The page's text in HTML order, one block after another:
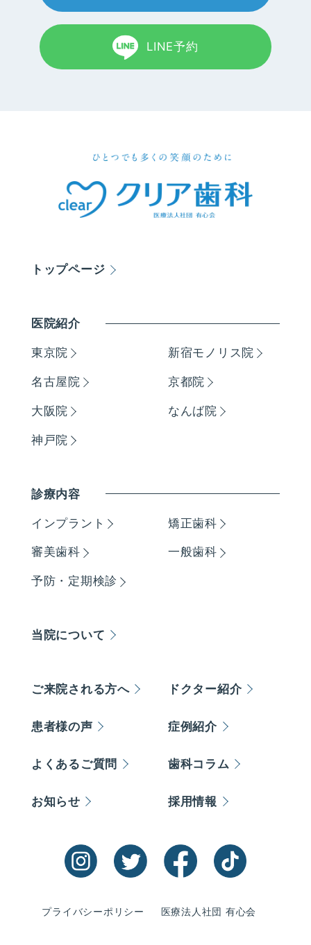
LINE予約
トップページ
医院紹介
東京院 新宿モノリス院
名古屋院 京都院
大阪院 なんば院
神戸院
診療内容
インプラント 矯正歯科
審美歯科 一般歯科
予防・定期検診
当院について
ご来院される方へ ドクター紹介
患者様の声 症例紹介
よくあるご質問 歯科コラム
お知らせ 採用情報
プライバシーポリシー 医療法人社団 有心会